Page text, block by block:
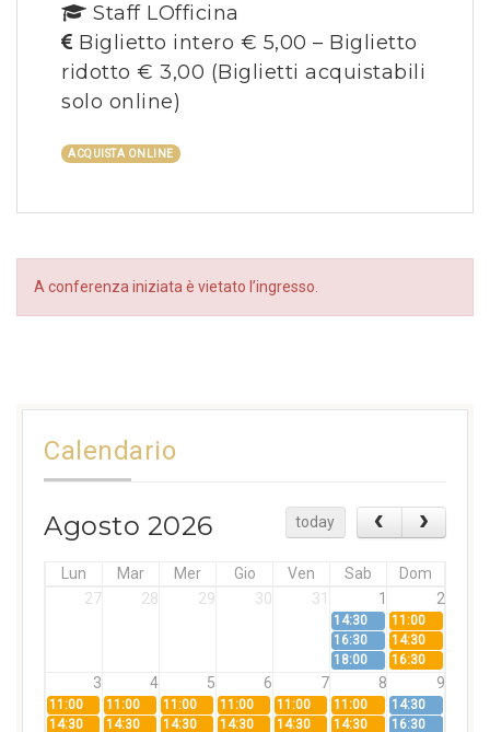
Staff LOfficina
Biglietto intero € 5,00 – Biglietto
ridotto € 3,00 (Biglietti acquistabili
solo online)
ACQUISTA ONLINE
A conferenza iniziata è vietato l’ingresso.
Calendario
Agosto 2026 today
Lun Mar Mer Gio Ven Sab
Dom
27
28 29 30 31 1 2
14:30
11:00
16:30
14:30
18:00
16:30
3 4 5 6 7 8 9
11:00 11:00 11:00 11:00 11:00 11:00
14:30
14:30
14:30 14:30 14:30 14:30 14:30 16:30